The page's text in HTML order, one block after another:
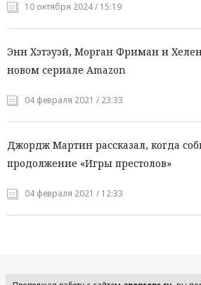
10 октября 2024 / 15:19
Энн Хэтэуэй, Морган Фриман и
новом сериале Amazon
04 февраля 2021 / 23:33
Джордж Мартин рассказал, когда
продолжение «Игры престолов»
04 февраля 2021 / 12:33